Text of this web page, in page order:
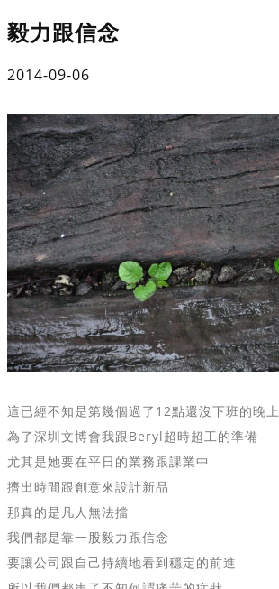
毅力跟信念
2014-09-06
這已經不知是第幾個過了 12點還沒下班的晚上
為了深圳文博會我跟Beryl超時超工的準備
尤其是她要在平日的業務跟課業中
擠出時間跟創意來設計新品
那真的是凡人無法擋
我們都是靠一股毅力跟信念
要讓公司跟自己持續地看到穩定的前進